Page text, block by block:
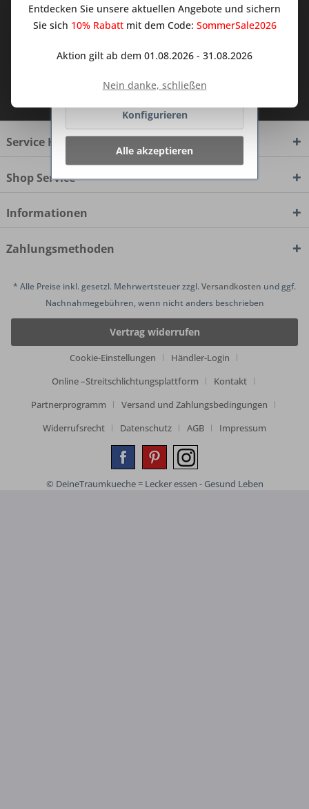
Sie keine Neuigkeit oder Aktion mehr aus
dem Traum Küchen - Shop.
Ich habe dieDatenschutzbestimmungen
Service Hotline
Shop Service
Informationen
Zahlungsmethoden
* Alle Preise inkl. gesetzl. Mehrwertsteuer zzgl.Versandkosten und ggf.
Nachnahmegebühren, wenn nicht anders beschrieben
Vertrag widerrufen
Cookie-Einstellungen
Händler-Login
Online –Streitschlichtungsplattform
Kontakt
Partnerprogramm
Versand und Zahlungsbedingungen
Widerrufsrecht
Datenschutz AGB Impressum
© DeineTraumkueche = Lecker essen - Gesund Leben
Entdecken Sie unsere aktuellen Angebote und sichern
Sie sich 10% Rabattmit dem Code: SommerSale2026
Aktion gilt ab dem 01.08.2026 - 31.08.2026
Nein danke, schließen
Netzwerken vereinfachen sollen,
werden nur mit Ihrer Zustimmung
Ablehnen
Konfigurieren
Alle akzeptieren